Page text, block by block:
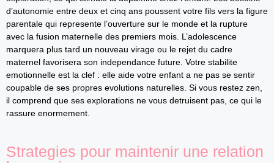
d’autonomie entre deux et cinq ans poussent votre fils vers la figure
parentale qui represente l’ouverture sur le monde et la rupture
avec la fusion maternelle des premiers mois. L’adolescence
marquera plus tard un nouveau virage ou le rejet du cadre
maternel favorisera son independance future. Votre stabilite
emotionnelle est la clef : elle aide votre enfant a ne pas se sentir
coupable de ses propres evolutions naturelles. Si vous restez zen,
il comprend que ses explorations ne vous detruisent pas, ce qui le
rassure enormement.
Strategies pour maintenir une relation